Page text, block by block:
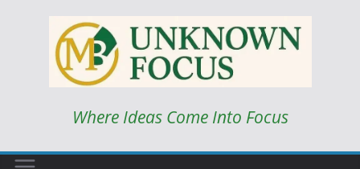
Where Ideas Come Into Focus